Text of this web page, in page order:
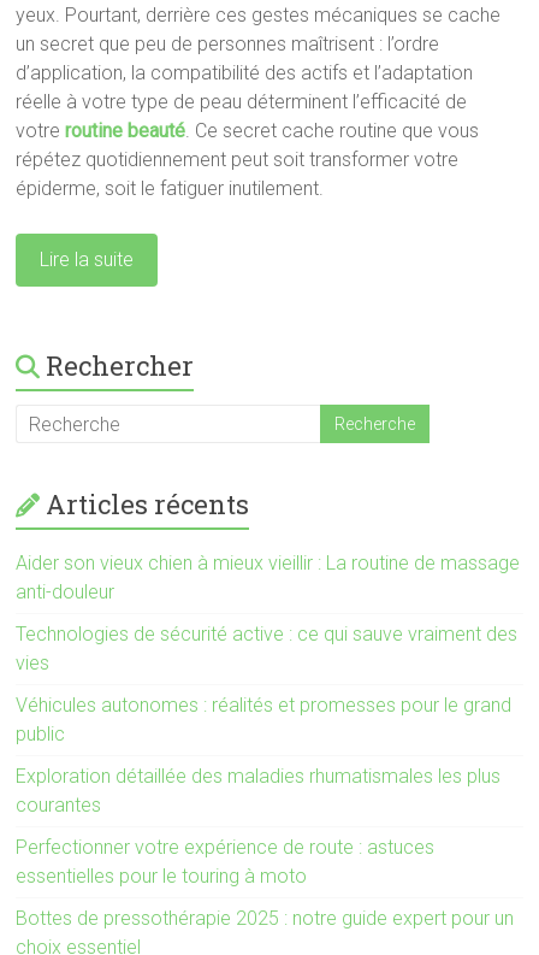
yeux. Pourtant, derrière ces gestes mécaniques se cache
un secret que peu de personnes maîtrisent : l’ordre
d’application, la compatibilité des actifs et l’adaptation
réelle à votre type de peau déterminent l’efficacité de
votreroutine beauté. Ce secret cache routine que vous
répétez quotidiennement peut soit transformer votre
épiderme, soit le fatiguer inutilement.
Lire la suite
Rechercher
Articles récents
Aider son vieux chien à mieux vieillir : La routine de massage
anti-douleur
Technologies de sécurité active : ce qui sauve vraiment des
vies
Véhicules autonomes : réalités et promesses pour le grand
public
Exploration détaillée des maladies rhumatismales les plus
courantes
Perfectionner votre expérience de route : astuces
essentielles pour le touring à moto
Bottes de pressothérapie 2025 : notre guide expert pour un
choix essentiel